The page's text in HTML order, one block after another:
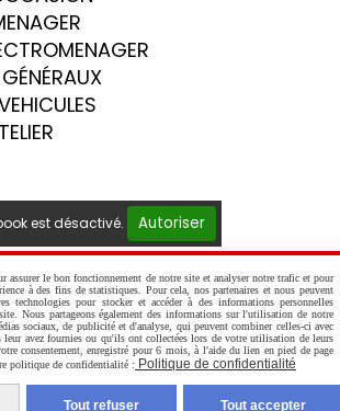
est désactivé. Autoriser
Conditions générales de vente
Gestion cookies
Créer un site internet
assurer le bon fonctionnement de notre site et analyser notre trafic et pour
à des fins de statistiques. Pour cela, nos partenaires et nous peuvent
technologies pour stocker et accéder à des informations personnelles
Nous partageons également des informations sur l'utilisation de notre
sociaux, de publicité et d'analyse, qui peuvent combiner celles-ci avec
leur avez fournies ou qu'ils ont collectées lors de votre utilisation de leurs
consentement, enregistré pour 6 mois, à l'aide du lien en pied de page
politique de confidentialité : Politique de confidentialité
Tout refuser Tout accepter